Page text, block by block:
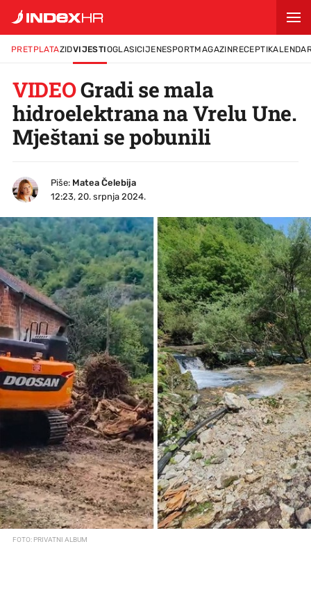
PRETPLATAZIDVIJESTIOGLASICIJENESPORTMAGAZINRECEPTI
VIDEOGradi se mala
hidroelektrana na Vrelu Une.
Mještani se pobunili
Piše: Matea Čelebija
12:23, 20. srpnja 2024.
FOTO: PRIVATNI ALBUM